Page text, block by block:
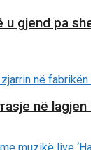
u gjend pa
në lagjen